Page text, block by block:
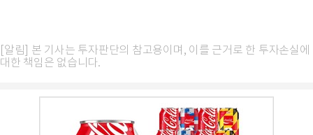
[알림] 본 기사는 투자판단의 참고용이며, 이를 근거로 한 투자손실에
대한 책임은 없습니다.